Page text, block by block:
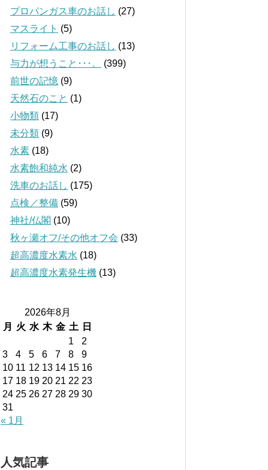
プロパンガス車のお話し (27)
マスライト (5)
リフォーム工事のお話し (13)
与力が想うこと･･･。
(399)
前世の記憶 (9)
天然石のこと (1)
小物類 (17)
未分類 (9)
水素 (18)
水素飽和純水 (2)
洗車のお話し (175)
点検／整備 (59)
神社/仏閣 (10)
秋ヶ瀬オフ/その他オフ会 (33)
超高濃度水素水 (18)
超高濃度水素発生機 (13)
2026年8月
月
火 水 木 金 土
日
1
2
3
4 5 6 7 8
9
10 11 12 13 14 15 16
17 18 19 20 21 22 23
24 25 26 27 28 29 30
31
« 1月
人気記事